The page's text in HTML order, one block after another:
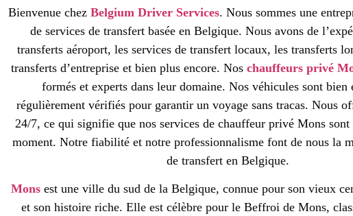
Bienvenue chez Belgium Driver Services. Nous sommes une
de services de transfert basée en Belgique. Nous avons de
transferts aéroport, les services de transfert locaux, les transferts
transferts d’entreprise et bien plus encore. Nos chauffeurs privé
formés et experts dans leur domaine. Nos véhicules sont bien
régulièrement vérifiés pour garantir un voyage sans tracas. Nous
24/7, ce qui signifie que nos services de chauffeur privé Mons
moment. Notre fiabilité et notre professionnalisme font de nous la
de transfert en Belgique.
Mons est une ville du sud de la Belgique, connue pour son vieux
et son histoire riche. Elle est célèbre pour le Beffroi de Mons,